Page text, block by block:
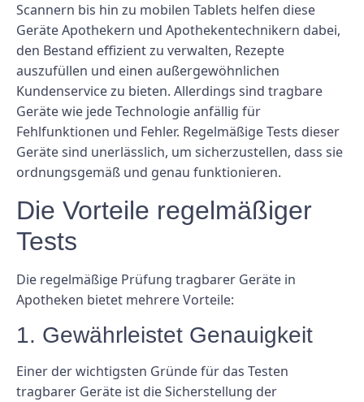
Scannern bis hin zu mobilen Tablets helfen diese
Geräte Apothekern und Apothekentechnikern dabei,
den Bestand effizient zu verwalten, Rezepte
auszufüllen und einen außergewöhnlichen
Kundenservice zu bieten. Allerdings sind tragbare
Geräte wie jede Technologie anfällig für
Fehlfunktionen und Fehler. Regelmäßige Tests dieser
Geräte sind unerlässlich, um sicherzustellen, dass sie
ordnungsgemäß und genau funktionieren.
Die Vorteile regelmäßiger
Tests
Die regelmäßige Prüfung tragbarer Geräte in
Apotheken bietet mehrere Vorteile:
1. Gewährleistet Genauigkeit
Einer der wichtigsten Gründe für das Testen
tragbarer Geräte ist die Sicherstellung der